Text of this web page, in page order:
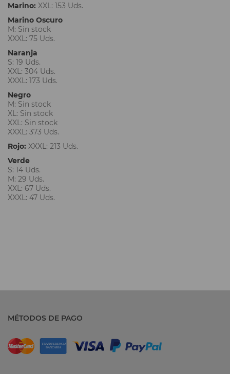
Marino: XXL: 153 Uds.
Marino Oscuro
M: Sin stock
XXXL: 75 Uds.
Naranja
S: 19 Uds.
XXL: 304 Uds.
XXXL: 173 Uds.
Negro
M: Sin stock
XL: Sin stock
XXL: Sin stock
XXXL: 373 Uds.
Rojo: XXXL: 213 Uds.
Verde
S: 14 Uds.
M: 29 Uds.
XXL: 67 Uds.
XXXL: 47 Uds.
MÉTODOS DE PAGO